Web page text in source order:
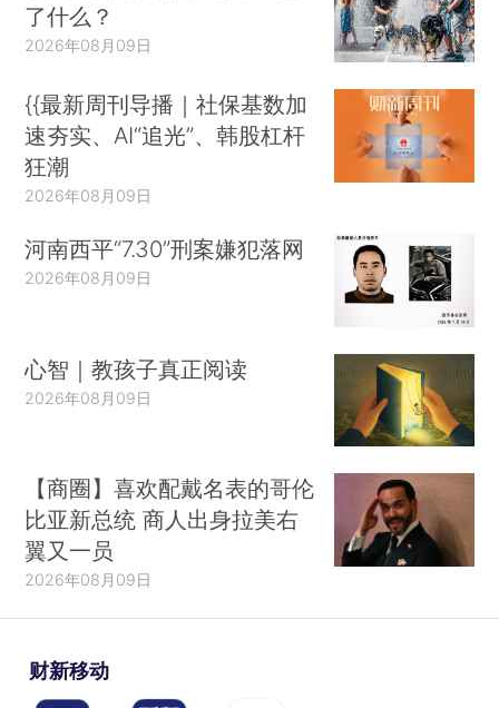
了什么？
2026年08月09日
{{最新周刊导播｜社保基数加
速夯实、AI“追光”、韩股杠杆
狂潮
2026年08月09日
河南西平“7.30”刑案嫌犯落网
2026年08月09日
心智｜教孩子真正阅读
2026年08月09日
【商圈】喜欢配戴名表的哥伦
比亚新总统 商人出身拉美右
翼又一员
2026年08月09日
财新移动